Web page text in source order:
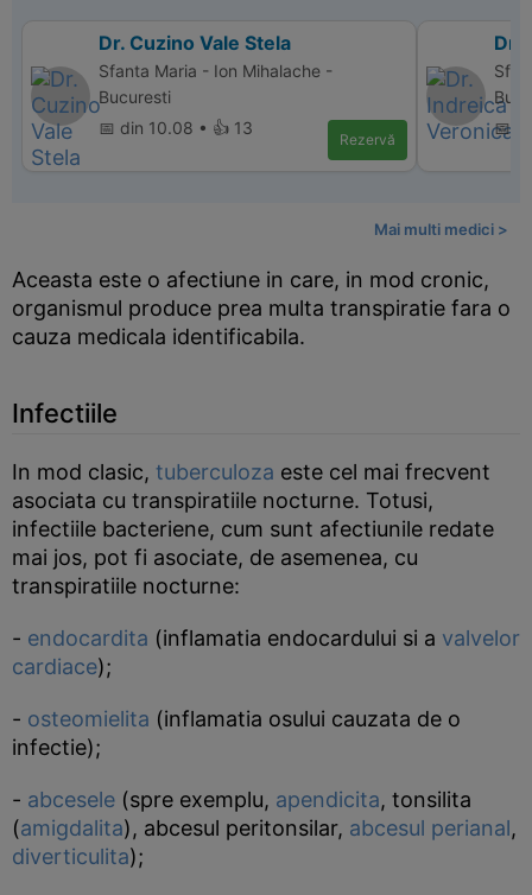
Dr. Cuzino Vale Stela
Sfanta Maria - Ion Mihalache -
Bucuresti
📅 din 10.08 • 👍 13
Rezervă
Dr.
📅
Mai multi medici >
Aceasta este o afectiune in care, in mod cronic,
organismul produce prea multa transpiratie fara o
cauza medicala identificabila.
Infectiile
In mod clasic, tuberculoza este cel mai frecvent
asociata cu transpiratiile nocturne. Totusi,
infectiile bacteriene, cum sunt afectiunile redate
mai jos, pot fi asociate, de asemenea, cu
transpiratiile nocturne:
- endocardita (inflamatia endocardului si a valvelor
cardiace);
- osteomielita (inflamatia osului cauzata de o
infectie);
- abcesele (spre exemplu, apendicita, tonsilita
(amigdalita), abcesul peritonsilar, abcesul perianal,
diverticulita);